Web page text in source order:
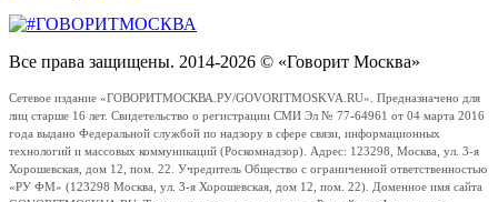
Все права защищены. 2014-2026 © «Говорит Москва»
Сетевое издание «ГОВОРИТМОСКВА.РУ/GOVORITMOSKVA.RU». Предназначено для
лиц старше 16 лет. Свидетельство о регистрации СМИ Эл № 77-64961 от 04 марта 2016
года выдано Федеральной службой по надзору в сфере связи, информационных
технологий и массовых коммуникаций (Роскомнадзор). Адрес: 123298, Москва, ул. 3-я
Хорошевская, дом 12, пом. 22. Учредитель Общество с ограниченной ответственностью
«РУ ФМ» (123298 Москва, ул. 3-я Хорошевская, дом 12, пом. 22). Доменное имя сайта